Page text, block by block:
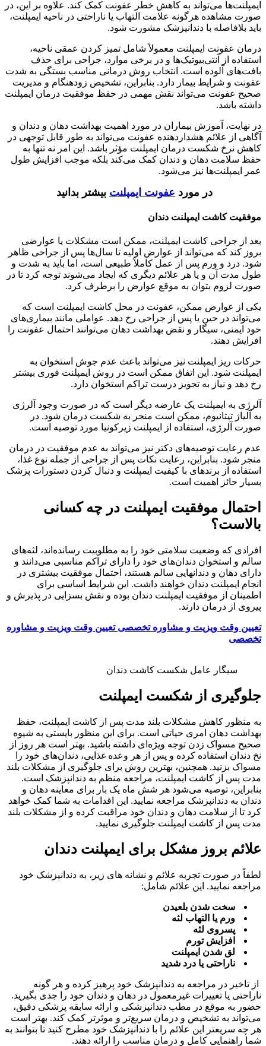
ایمپلنت‌ها می‌تواند به کاهش خطر عفونت کمک کند. علاوه بر این، در
صورت مشاهده هرگونه علامت التهاب یا ناراحتی در ناحیه ایمپلنت،
باید بلافاصله با دندانپزشک مشورت شود.
درمان عفونت ایمپلنت معمولاً شامل تمیز کردن عمقی ناحیه،
استفاده از آنتی‌بیوتیک‌ها و در برخی موارد، جراحی برای حذف
بافت‌های آلوده است. انتخاب روش درمانی مناسب بستگی به شدت
عفونت و شرایط بیمار دارد. بنابراین، تشخیص زودهنگام و مدیریت
صحیح عفونت می‌تواند نقش مهمی در حفظ موفقیت درمان ایمپلنت
داشته باشد.
در نهایت، آموزش بیماران در مورد اهمیت بهداشت دهان و دندان و
آگاهی از علائم هشداردهنده عفونت می‌تواند به طور قابل توجهی در
کاهش نرخ شکست درمان ایمپلنت مؤثر باشد. این امر نه تنها به
حفظ سلامت دهان و دندان کمک می‌کند بلکه موجب افزایش طول
عمر ایمپلنت‌ها نیز می‌شود.
در مورد عفونت ایمپلنت بیشتر بدانید
موفقیت کاشت ایمپلنت دندان
بعد از جراحی کاشت ایمپلنت، ممکن است مشکلات یا عوارضی
بروز کند که می‌تواند از عوارض اولیه تا سال‌ها پس از جراحی ظاهر
شود. درد و ورم پس از عمل کاملاً طبیعی است، اما باید به شدت و
طول مدت آن و یا هر علائم دیگری که ایجاد می‌شوند توجه کرد تا در
صورت لزوم بتوان به موقع عوارض را برطرف کرد.
یکی از عوارض ممکن، عفونت در محل کاشت ایمپلنت است که
می‌تواند در حین یا پس از جراحی رخ دهد. عواملی مانند بیماری‌های
خود ایمنی، سیگار و نقض بهداشت دهان می‌توانند احتمال عفونت را
افزایش دهند.
حرکات ریز ایمپلنت نیز می‌تواند باعث عدم جوش استخوان به
ایمپلنت شود. این اتفاق ممکن است در روش ایمپلنت فوری بیشتر
رخ دهد و نیاز به تجویز درست تراکم استخوان دارد.
آلرژی به ایمپلنت یک عارضه دیگر است که در صورت وجود آلرژی
به آلیاژ تیتانیوم، ممکن است منجر به شکست درمان شود. در
صورت آلرژی، استفاده از ایمپلنت زیرکونیا مورد توصیه است.
عدم رعایت توصیه‌های دکتر نیز می‌تواند به عدم موفقیت در درمان
منجر شود. بنابراین، رعایت نکات پس از جراحی از جمله نوع غذا،
استفاده از برندهای با کیفیت ایمپلنت و دنبال کردن دستورات پزشک
بسیار حائز اهمیت است.
احتمال موفقیت ایمپلنت در چه کسانی
بالاست؟
افرادی که وضعیت سلامتی خود را به مطلوبیت رسانده‌اند، لثه‌های
سالم و استخوان دندان‌های خود را دارای تراکم مناسبی می‌دانند و
دارای دهان و دندانهایی سالم هستند، احتمال موفقیت بیشتری در
انجام ایمپلنت دندان خواهند داشت. این شرایط اساسی برای
اطمینان از موفقیت ایمپلنت دندان بوده و نقش بسزایی در پذیرش و
پیروی از درمان دارند.
تعیین وقت ویزیت و مشاوره تخصصیتعیین وقت ویزیت و مشاوره
تخصصی
سیگار عامل شکست کاشت دندان
جلوگیری از شکست ایمپلنت
به منظور کاهش مشکلات بلند مدت پس از کاشت ایمپلنت، حفظ
بهداشت دهان امری حیاتی است. برای این منظور بایستی به شیوه
صحیح مسواک زدن توجه ویژه‌ای داشته باشید. بهتر است هر روز از
نخ دندان استفاده کرده و پس از هر وعده غذایی، دندان‌های خود را
مسواک بزنید. همچنین، بهترین روش برای جلوگیری از مشکلات بلند
مدت پس از کاشت ایمپلنت، مراجعه منظم به دندانپزشک است.
بنابراین، توصیه می‌شود هر شش ماه یک بار برای معاینه دهان و
دندان به دندانپزشک مراجعه نمایید. این اقدامات به شما کمک خواهد
کرد تا از سلامت دهان و دندان خود مراقبت کرده و از مشکلات بلند
مدت پس از کاشت ایمپلنت جلوگیری نمایید.
علائم بروز مشکل برای ایمپلنت دندان
لطفاً در صورت تجربه علائم و نشانه های زیر، به دندانپزشک خود
مراجعه نمایید. این علائم شامل:
سخت شدن بلعیدن
ورم یا التهاب لثه
پسروی لثه
افزایش تورم
لق شدن ایمپلنت
ناراحتی یا درد شدید
از تاخیر در مراجعه به دندانپزشک خود پرهیز کرده و هر گونه
ناراحتی یا تغییرات غیرمعمول در دهان و دندان خود را جدی بگیرید.
حضور به موقع در مطب دندانپزشکی و ارائه سابقه پزشکی دقیق،
می‌تواند به تشخیص و درمان سریع‌تر و موثرتر کمک کند. بهتر است
هر چه سریعتر این علائم را با دندانپزشک خود مطرح کنید تا بتوانند به
شما راهنمایی کامل و درمان مناسب را ارائه دهند.